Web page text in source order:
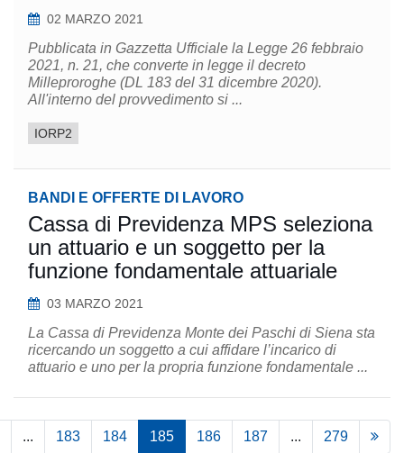
02 MARZO 2021
Pubblicata in Gazzetta Ufficiale la Legge 26 febbraio
2021, n. 21, che converte in legge il decreto
Milleproroghe (DL 183 del 31 dicembre 2020).
All'interno del provvedimento si ...
IORP2
BANDI E OFFERTE DI LAVORO
Cassa di Previdenza MPS seleziona
un attuario e un soggetto per la
funzione fondamentale attuariale
03 MARZO 2021
La Cassa di Previdenza Monte dei Paschi di Siena sta
ricercando un soggetto a cui affidare l’incarico di
attuario e uno per la propria funzione fondamentale ...
... 183 184 185 186 187 ... 279